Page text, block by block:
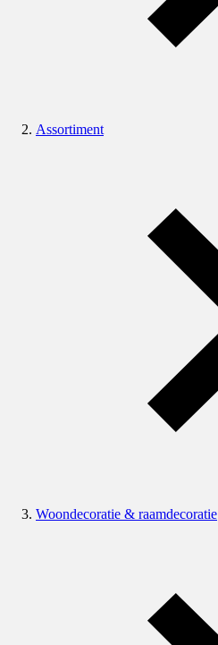
Assortiment
Woondecoratie & raamdecoratie